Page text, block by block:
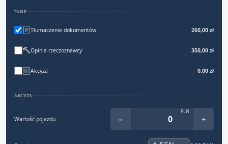
INNE
Tłumaczenie dokumentów 260,00 zł
Opinia rzeczoznawcy 350,00 zł
Akcyza 0,00 zł
AKCYZA
Wartość pojazdu −
PLN
+